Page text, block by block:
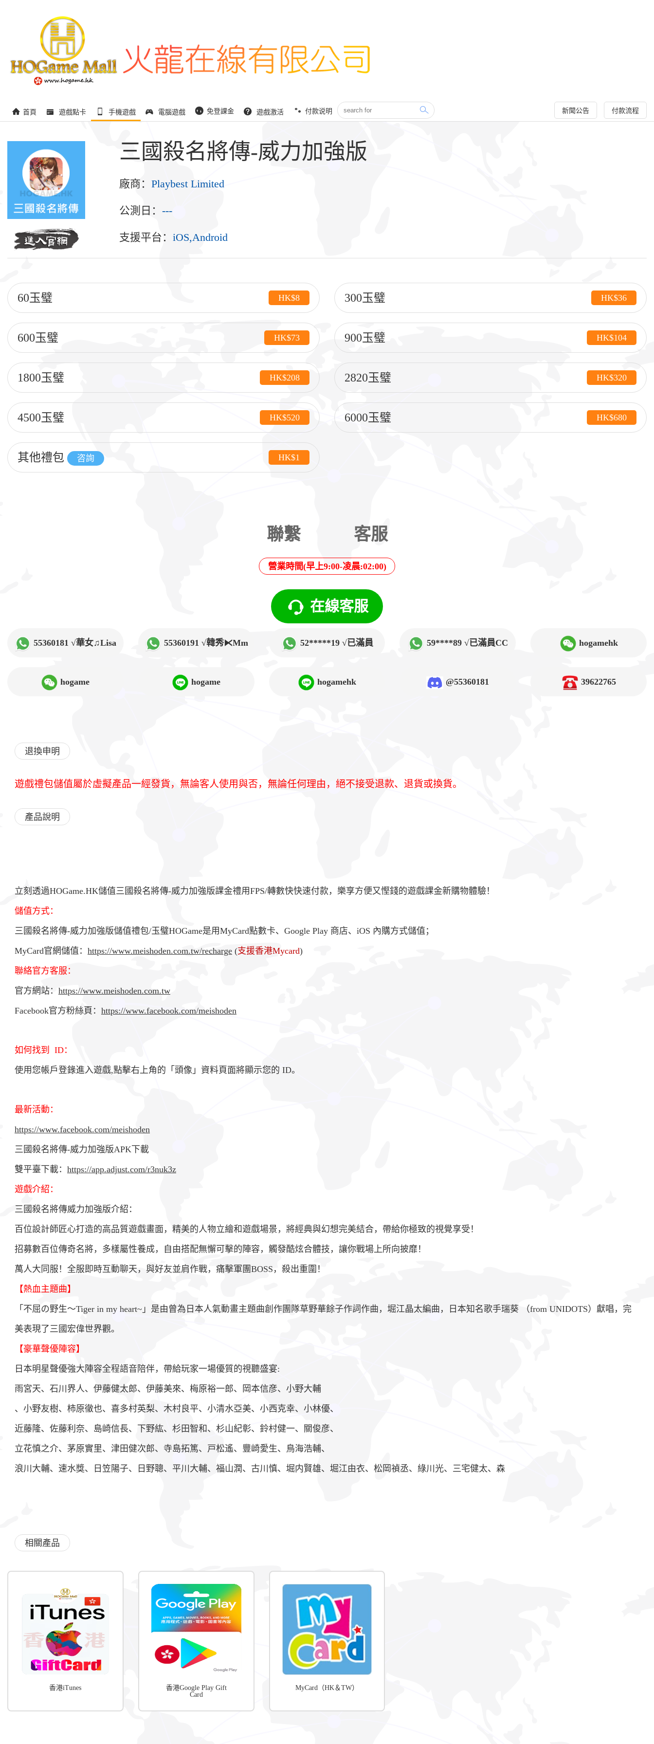
首頁 遊戲點卡 手機遊戲 電腦遊戲 免登課金 遊戲激活 付款说明 新聞公告 付款流程
三國殺名將傳-威力加強版
廠商： Playbest Limited
公測日： ---
支援平台： iOS,Android
60玉璧 HK$8 300玉璧 HK$36
600玉璧 HK$73 900玉璧 HK$104
1800玉璧 HK$208 2820玉璧 HK$320
4500玉璧 HK$520 6000玉璧 HK$680
其他禮包 咨詢 HK$1
聯繫 客服
營業時間(早上9:00-凌晨:02:00)
在線客服
55360181 √華女♫Lisa 55360191 √韓秀⧔Mm 52*****19 √已滿員 59****89 √已滿員CC hogamehk
hogame hogame hogamehk @55360181 39622765
退換申明
遊戲禮包儲值屬於虛擬產品一經發貨，無論客人使用與否，無論任何理由，絕不接受退款、退貨或換貨。
產品說明
立刻透過HOGame.HK儲值三國殺名將傳-威力加強版課金禮用FPS/轉數快快速付款，樂享方便又慳錢的遊戲課金新購物體驗！
儲值方式：
三國殺名將傳-威力加強版儲值禮包/玉璧HOGame是用MyCard點數卡、Google Play 商店、iOS 內購方式儲值；
MyCard官網儲值： https://www.meishoden.com.tw/recharge (支援香港Mycard)
聯絡官方客服：
官方網站： https://www.meishoden.com.tw
Facebook官方粉絲頁： https://www.facebook.com/meishoden
如何找到 ID：
使用您帳戶登錄進入遊戲,點擊右上角的「頭像」資料頁面將顯示您的 ID。
最新活動：
https://www.facebook.com/meishoden
三國殺名將傳-威力加強版APK下載
雙平臺下載： https://app.adjust.com/r3nuk3z
遊戲介紹：
三國殺名將傳威力加強版介紹：
百位設計師匠心打造的高品質遊戲畫面，精美的人物立繪和遊戲場景，將經典與幻想完美結合，帶給你極致的視覺享受！
招募數百位傳奇名將，多樣屬性養成，自由搭配無懈可擊的陣容，觸發酷炫合體技，讓你戰場上所向披靡！
萬人大同服！全服即時互動聊天，與好友並肩作戰，痛擊軍團BOSS，殺出重圍！
【熱血主題曲】
「不屈の野生～Tiger in my heart~」是由曾為日本人氣動畫主題曲創作團隊草野華餘子作詞作曲，堀江晶太編曲，日本知名歌手瑞葵 （from UNIDOTS）獻唱，完
美表現了三國宏偉世界觀。
【豪華聲優陣容】
日本明星聲優強大陣容全程語音陪伴，帶給玩家一場優質的視聽盛宴:
雨宮天、石川界人、伊藤健太郎、伊藤美來、梅原裕一郎、岡本信彦、小野大輔
、小野友樹、柿原徹也、喜多村英梨、木村良平、小清水亞美、小西克幸、小林優、
近藤隆、佐藤利奈、島崎信長、下野紘、杉田智和、杉山紀彰、鈴村健一、關俊彦、
立花慎之介、茅原實里、津田健次郎、寺島拓篤、戸松遙、豐崎愛生、鳥海浩輔、
浪川大輔、速水獎、日笠陽子、日野聰、平川大輔、福山潤、古川慎、堀内賢雄、堀江由衣、松岡禎丞、綠川光、三宅健太、森
相關產品
香港iTunes
香港Google Play Gift
Card
MyCard（HK＆TW）